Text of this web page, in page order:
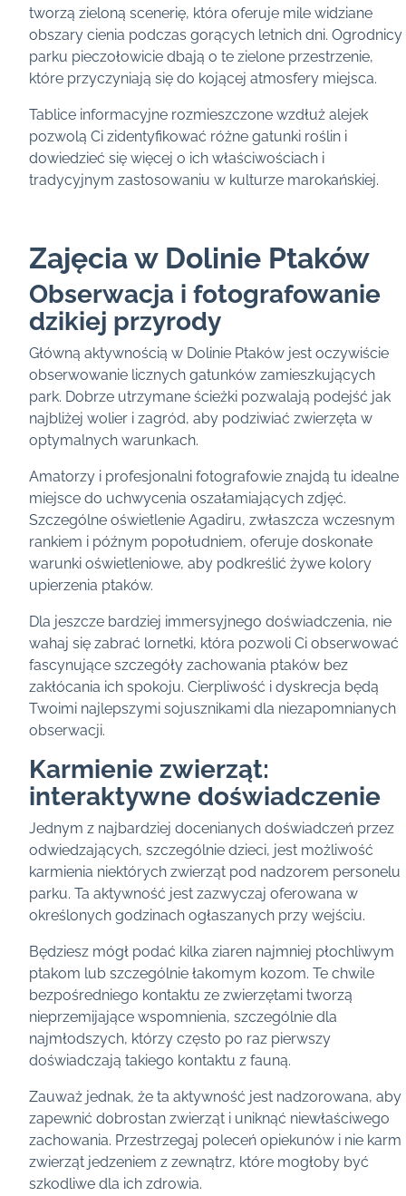
tworzą zieloną scenerię, która oferuje mile widziane
obszary cienia podczas gorących letnich dni. Ogrodnicy
parku pieczołowicie dbają o te zielone przestrzenie,
które przyczyniają się do kojącej atmosfery miejsca.
Tablice informacyjne rozmieszczone wzdłuż alejek
pozwolą Ci zidentyfikować różne gatunki roślin i
dowiedzieć się więcej o ich właściwościach i
tradycyjnym zastosowaniu w kulturze marokańskiej.
Zajęcia w Dolinie Ptaków
Obserwacja i fotografowanie
dzikiej przyrody
Główną aktywnością w Dolinie Ptaków jest oczywiście
obserwowanie licznych gatunków zamieszkujących
park. Dobrze utrzymane ścieżki pozwalają podejść jak
najbliżej wolier i zagród, aby podziwiać zwierzęta w
optymalnych warunkach.
Amatorzy i profesjonalni fotografowie znajdą tu idealne
miejsce do uchwycenia oszałamiających zdjęć.
Szczególne oświetlenie Agadiru, zwłaszcza wczesnym
rankiem i późnym popołudniem, oferuje doskonałe
warunki oświetleniowe, aby podkreślić żywe kolory
upierzenia ptaków.
Dla jeszcze bardziej immersyjnego doświadczenia, nie
wahaj się zabrać lornetki, która pozwoli Ci obserwować
fascynujące szczegóły zachowania ptaków bez
zakłócania ich spokoju. Cierpliwość i dyskrecja będą
Twoimi najlepszymi sojusznikami dla niezapomnianych
obserwacji.
Karmienie zwierząt:
interaktywne doświadczenie
Jednym z najbardziej docenianych doświadczeń przez
odwiedzających, szczególnie dzieci, jest możliwość
karmienia niektórych zwierząt pod nadzorem personelu
parku. Ta aktywność jest zazwyczaj oferowana w
określonych godzinach ogłaszanych przy wejściu.
Będziesz mógł podać kilka ziaren najmniej płochliwym
ptakom lub szczególnie łakomym kozom. Te chwile
bezpośredniego kontaktu ze zwierzętami tworzą
nieprzemijające wspomnienia, szczególnie dla
najmłodszych, którzy często po raz pierwszy
doświadczają takiego kontaktu z fauną.
Zauważ jednak, że ta aktywność jest nadzorowana, aby
zapewnić dobrostan zwierząt i uniknąć niewłaściwego
zachowania. Przestrzegaj poleceń opiekunów i nie karm
zwierząt jedzeniem z zewnątrz, które mogłoby być
szkodliwe dla ich zdrowia.